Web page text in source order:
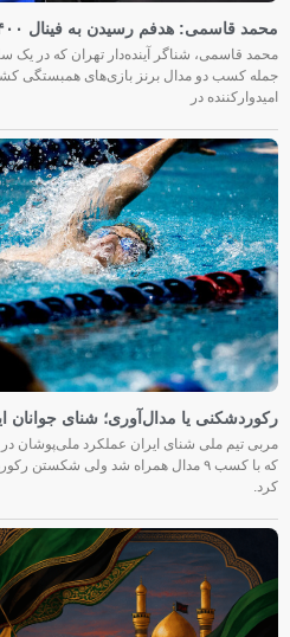
محمد قاسمی: هدفم رسیدن به فینال ۴۰۰ متر بازی‌های آسیایی ناگویاست
محمد قاسمی، شناگر آینده‌دار تهران که در یک
جمله کسب دو مدال برنز بازی‌های همبستگی
امیدوارکننده در
رکوردشکنی یا مدال‌آوری؛ شنای جوانان
مربی تیم ملی شنای ایران عملکرد ملی‌پوشان
که با کسب ۹ مدال همراه شد ولی شکستن
کرد.